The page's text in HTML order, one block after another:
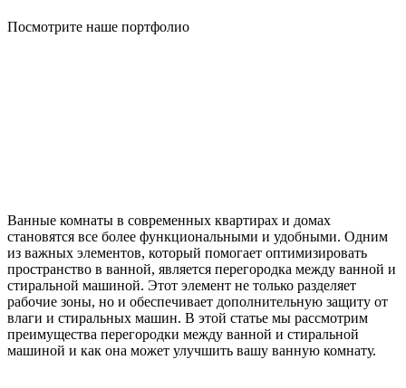
Посмотрите наше портфолио
Ванные комнаты в современных квартирах и домах
становятся все более функциональными и удобными. Одним
из важных элементов, который помогает оптимизировать
пространство в ванной, является перегородка между ванной и
стиральной машиной. Этот элемент не только разделяет
рабочие зоны, но и обеспечивает дополнительную защиту от
влаги и стиральных машин. В этой статье мы рассмотрим
преимущества перегородки между ванной и стиральной
машиной и как она может улучшить вашу ванную комнату.